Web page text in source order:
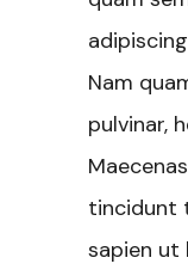
Nam
pulvinar,
tincidunt
sapien ut